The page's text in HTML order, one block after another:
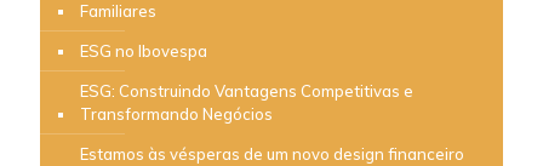
Familiares
ESG no Ibovespa
ESG: Construindo Vantagens Competitivas e
Transformando Negócios
Estamos às vésperas de um novo design financeiro